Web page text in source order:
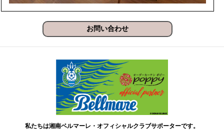
お問い合わせ
私たちは湘南ベルマーレ・オフィシャルクラブサポーターです。